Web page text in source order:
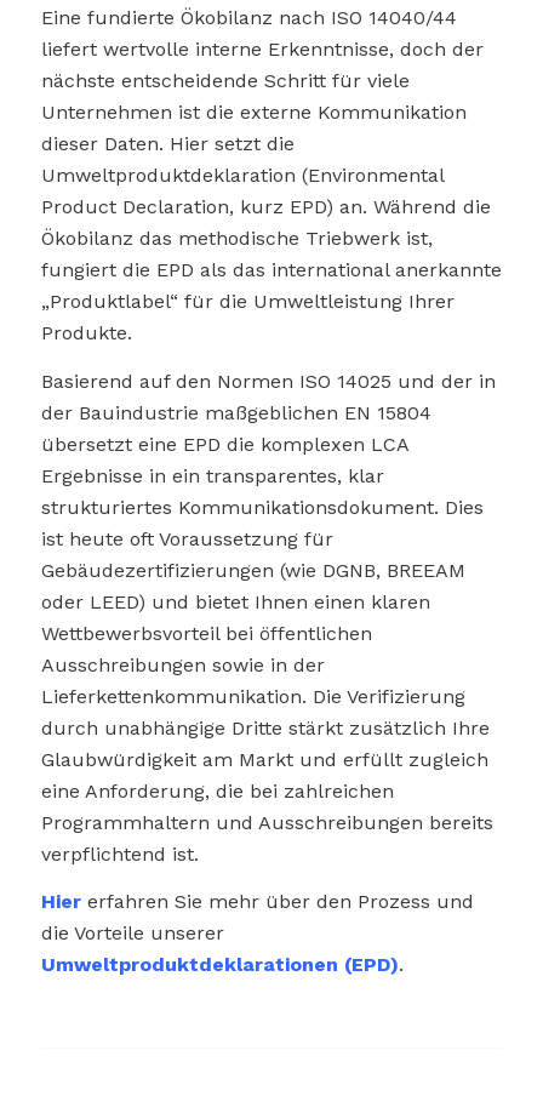
Eine fundierte Ökobilanz nach ISO 14040/44
liefert wertvolle interne Erkenntnisse, doch der
nächste entscheidende Schritt für viele
Unternehmen ist die externe Kommunikation
dieser Daten. Hier setzt die
Umweltproduktdeklaration (Environmental
Product Declaration, kurz EPD) an. Während die
Ökobilanz das methodische Triebwerk ist,
fungiert die EPD als das international anerkannte
„Produktlabel“ für die Umweltleistung Ihrer
Produkte.
Basierend auf den Normen ISO 14025 und der in
der Bauindustrie maßgeblichen EN 15804
übersetzt eine EPD die komplexen LCA
Ergebnisse in ein transparentes, klar
strukturiertes Kommunikationsdokument. Dies
ist heute oft Voraussetzung für
Gebäudezertifizierungen (wie DGNB, BREEAM
oder LEED) und bietet Ihnen einen klaren
Wettbewerbsvorteil bei öffentlichen
Ausschreibungen sowie in der
Lieferkettenkommunikation. Die Verifizierung
durch unabhängige Dritte stärkt zusätzlich Ihre
Glaubwürdigkeit am Markt und erfüllt zugleich
eine Anforderung, die bei zahlreichen
Programmhaltern und Ausschreibungen bereits
verpflichtend ist.
Hiererfahren Sie mehr über den Prozess und
die Vorteile unserer
Umweltproduktdeklarationen (EPD).